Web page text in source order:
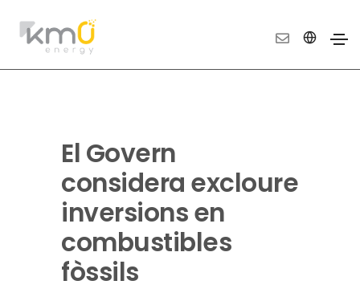
El Govern
considera excloure
inversions en
combustibles
fòssils